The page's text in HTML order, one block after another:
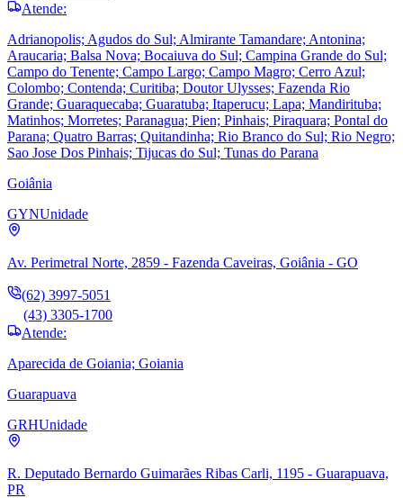
Atende:
Adrianopolis; Agudos do Sul; Almirante Tamandare; Antonina;
Araucaria; Balsa Nova; Bocaiuva do Sul; Campina Grande do Sul;
Campo do Tenente; Campo Largo; Campo Magro; Cerro Azul;
Colombo; Contenda; Curitiba; Doutor Ulysses; Fazenda Rio
Grande; Guaraquecaba; Guaratuba; Itaperucu; Lapa; Mandirituba;
Matinhos; Morretes; Paranagua; Pien; Pinhais; Piraquara; Pontal do
Parana; Quatro Barras; Quitandinha; Rio Branco do Sul; Rio Negro;
Sao Jose Dos Pinhais; Tijucas do Sul; Tunas do Parana
Goiânia
GYNUnidade
Av. Perimetral Norte, 2859 - Fazenda Caveiras, Goiânia - GO
(62) 3997-5051
(43) 3305-1700
Atende:
Aparecida de Goiania; Goiania
Guarapuava
GRHUnidade
R. Deputado Bernardo Guimarães Ribas Carli, 1195 - Guarapuava,
PR